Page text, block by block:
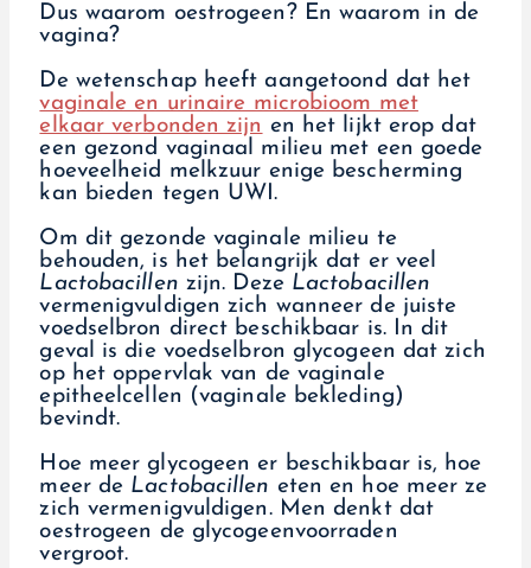
Dus waarom oestrogeen? En waarom in de
vagina?
De wetenschap heeft aangetoond dat het
vaginale en urinaire microbioom met
elkaar verbonden zijn en het lijkt erop dat
een gezond vaginaal milieu met een goede
hoeveelheid melkzuur enige bescherming
kan bieden tegen UWI.
Om dit gezonde vaginale milieu te
behouden, is het belangrijk dat er veel
Lactobacillen zijn. Deze Lactobacillen
vermenigvuldigen zich wanneer de juiste
voedselbron direct beschikbaar is. In dit
geval is die voedselbron glycogeen dat zich
op het oppervlak van de vaginale
epitheelcellen (vaginale bekleding)
bevindt.
Hoe meer glycogeen er beschikbaar is, hoe
meer de Lactobacillen eten en hoe meer ze
zich vermenigvuldigen. Men denkt dat
oestrogeen de glycogeenvoorraden
vergroot.